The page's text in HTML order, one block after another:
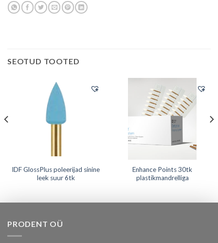
SEOTUD TOOTED
IDF GlossPlus poleerijad sinine
leek suur 6tk
Enhance Points 30tk
plastikmandrelliga
PRODENT OÜ